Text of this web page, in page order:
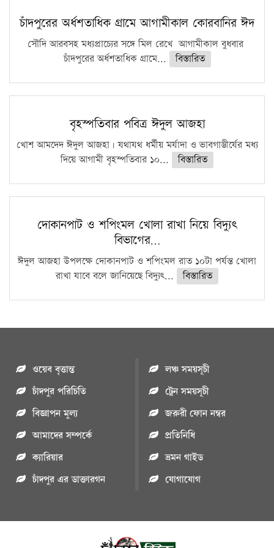
চাঁদপুরের অর্ধশতাধিক গ্রামে আগামীকাল কোরবানির ঈদ
সৌদি আরবসহ মধ্যপ্রাচ্যের সঙ্গে মিল রেখে আগামীকাল বুধবার
চাঁদপুরের অর্ধশতাধিক গ্রামে...
বিস্তারিত
বৃহস্পতিবার পবিত্র ঈদুল আজহা
খোশ আমদেদ ঈদুল আজহা। যথাযথ ধর্মীয় মর্যাদা ও ভাবগাম্ভীর্যের মধ্য
দিয়ে আগামী বৃহস্পতিবার ১০...
বিস্তারিত
দোকানপাট ও শপিংমল খোলা রাখা নিয়ে বিদ্যুৎ
বিভাগের…
ঈদুল আজহা উপলক্ষে দোকানপাট ও শপিংমল রাত ১০টা পর্যন্ত খোলা
রাখা যাবে বলে জানিয়েছে বিদ্যুৎ...
বিস্তারিত
ওয়েব বৃত্তান্ত
চাঁদপুর পরিচিতি
বিজ্ঞাপন মুল্য
আমাদের সম্পর্কে
ক্যারিয়ার
চাঁদপুর এর ডাক্তারগন
লঞ্চ সময়সূচী
ট্রেন সময়সূচী
জরুরী ফোন নম্বর
প্রতিনিধি
ভ্রমন গাইড
যোগাযোগ